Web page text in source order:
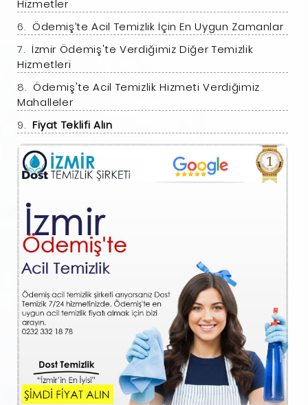
Hizmetler
Ödemiş’te Acil Temizlik İçin En Uygun Zamanlar
İzmir Ödemiş'te Verdiğimiz Diğer Temizlik
Hizmetleri
Ödemiş'te Acil Temizlik Hizmeti Verdiğimiz
Mahalleler
Fiyat Teklifi Alın